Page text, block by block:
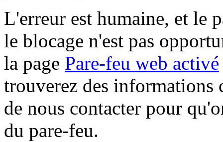
L'erreur est humaine, et le
le blocage n'est pas
la page Pare-feu web activé
trouverez des informations
de nous contacter pour
du pare-feu.